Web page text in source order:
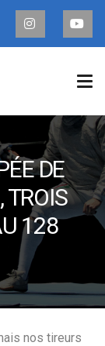
DE
TROIS
128
nos tireurs